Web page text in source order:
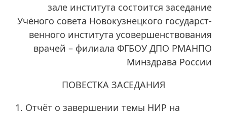
зале института состоится заседание
Учёного совета Новокузнецкого государст-
венного института усовершенствования
врачей – филиала ФГБОУ ДПО РМАНПО
Минздрава России
ПОВЕСТКА ЗАСЕДАНИЯ
1. Отчёт о завершении темы НИР на